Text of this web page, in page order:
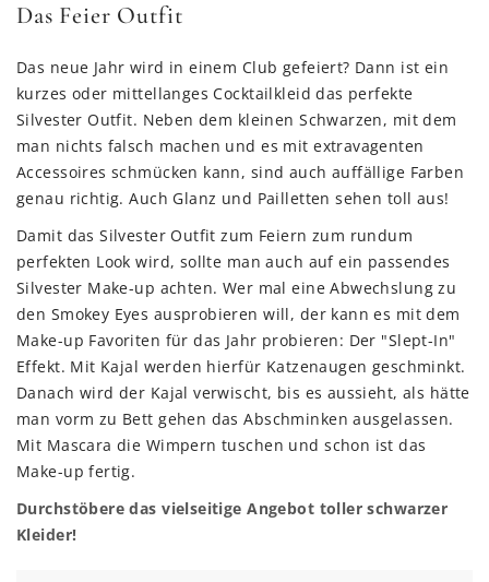
Das Feier Outfit
Das neue Jahr wird in einem Club gefeiert? Dann ist ein
kurzes oder mittellanges Cocktailkleid das perfekte
Silvester Outfit. Neben dem kleinen Schwarzen, mit dem
man nichts falsch machen und es mit extravagenten
Accessoires schmücken kann, sind auch auffällige Farben
genau richtig. Auch Glanz und Pailletten sehen toll aus!
Damit das Silvester Outfit zum Feiern zum rundum
perfekten Look wird, sollte man auch auf ein passendes
Silvester Make-up achten. Wer mal eine Abwechslung zu
den Smokey Eyes ausprobieren will, der kann es mit dem
Make-up Favoriten für das Jahr probieren: Der "Slept-In"
Effekt. Mit Kajal werden hierfür Katzenaugen geschminkt.
Danach wird der Kajal verwischt, bis es aussieht, als hätte
man vorm zu Bett gehen das Abschminken ausgelassen.
Mit Mascara die Wimpern tuschen und schon ist das
Make-up fertig.
Durchstöbere das vielseitige Angebot toller schwarzer
Kleider!